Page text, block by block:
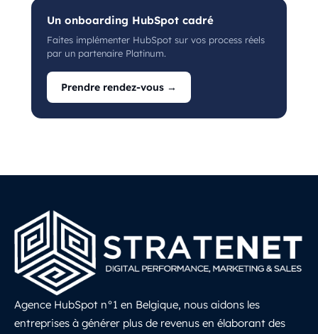
Un onboarding HubSpot cadré
Faites implémenter HubSpot sur vos process réels
par un partenaire Platinum.
Prendre rendez-vous →
Agence HubSpot n°1 en Belgique, nous aidons les
entreprises à générer plus de revenus en élaborant des